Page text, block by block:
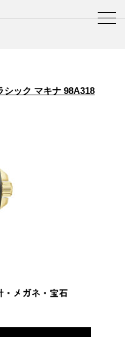
シック マキナ 98A318